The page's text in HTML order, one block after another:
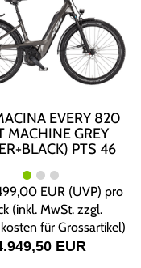
EVERY 820
MACHINE GREY
PTS 46
EUR (UVP) pro
(inkl. MwSt. zzgl.
für Grossartikel)
EUR